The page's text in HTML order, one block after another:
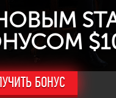
БОНУС